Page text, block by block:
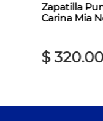
Zapatilla
Carina Mia
$ 320.